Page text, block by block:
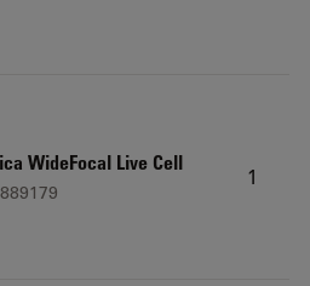
WideFocal Live Cell
1